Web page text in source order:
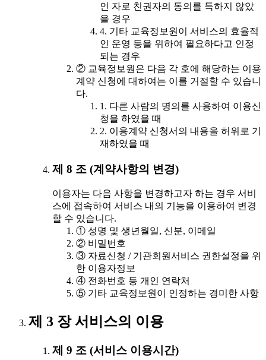
인 자로 친권자의 동의를 득하지 않았
을 경우
4. 기타 교육정보원이 서비스의 효율적
인 운영 등을 위하여 필요하다고 인정
되는 경우
② 교육정보원은 다음 각 호에 해당하는 이용
계약 신청에 대하여는 이를 거절할 수 있습니
다.
1. 다른 사람의 명의를 사용하여 이용신
청을 하였을 때
2. 이용계약 신청서의 내용을 허위로 기
재하였을 때
제 8 조 (계약사항의 변경)
이용자는 다음 사항을 변경하고자 하는 경우 서비
스에 접속하여 서비스 내의 기능을 이용하여 변경
할 수 있습니다.
① 성명 및 생년월일, 신분, 이메일
② 비밀번호
③ 자료신청 / 기관회원서비스 권한설정을 위
한 이용자정보
④ 전화번호 등 개인 연락처
⑤ 기타 교육정보원이 인정하는 경미한 사항
제 3 장 서비스의 이용
제 9 조 (서비스 이용시간)